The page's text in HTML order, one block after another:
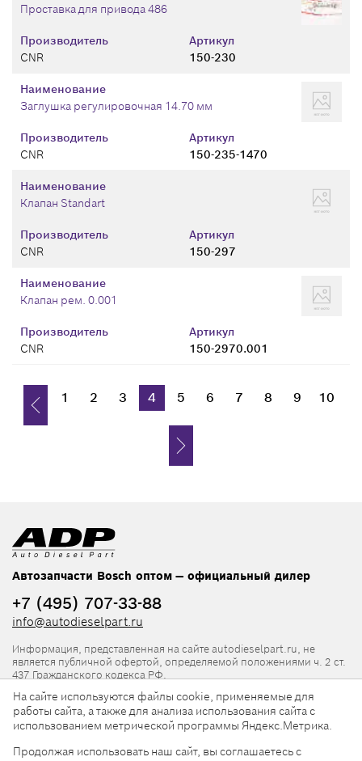
Производитель
CNR
Артикул
150-230
Проставка для привода 486
Производитель
CNR
Артикул
150-235-1470
Наименование
Заглушка регулировочная 14.70 мм
Производитель
CNR
Артикул
150-297
Наименование
Клапан Standart
Производитель
CNR
Артикул
150-2970.001
Наименование
Клапан рем. 0.001
1 2 3 4 5 6 7 8 9 10
Автозапчасти Bosch оптом — официальный дилер
+7 (495) 707-33-88
info@autodieselpart.ru
Информация, представленная на сайте autodieselpart.ru, не
является публичной офертой, определяемой положениями ч. 2 ст.
437 Гражданского кодекса РФ.
Нормативная документация
ADP в социальных сетях
На сайте используются файлы cookie, применяемые для
работы сайта, а также для анализа использования сайта с
использованием метрической программы Яндекс.Метрика.
Продолжая использовать наш сайт, вы соглашаетесь с